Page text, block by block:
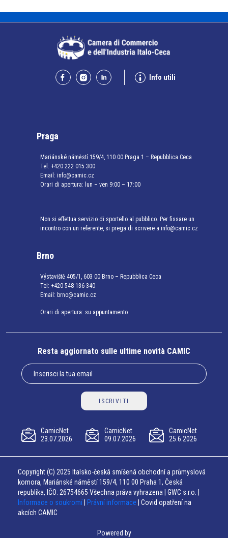
Info utili
Praga
Mariánské náměstí 159/4, 110 00 Praga 1 – Repubblica Ceca
Tel: +420 222 015 300
Email: info@camic.cz
Orari di apertura: lun – ven 9:00 – 17:00
Non si effettua servizio di sportello al pubblico. Per fissare un
incontro con un referente, si prega di scrivere a info@camic.cz
Brno
Výstaviště 405/1, 603 00 Brno – Repubblica Ceca
Tel: +420 548 136 340
Email: brno@camic.cz
Orari di apertura: su appuntamento
Resta aggiornato sulle ultime novità CAMIC
ISCRIVITI
CamicNet
23.07.2026
CamicNet
09.07.2026
CamicNet
25.6.2026
Copyright (C) 2025 Italsko-česká smíšená obchodní a průmyslová
komora, Mariánské náměstí 159/4, 110 00 Praha 1, Česká
republika, IČO: 26754665 Všechna práva vyhrazena | GWC s.r.o. |
Informace o soukromí
Právní informace | Covid opatření na
akcích CAMIC
Powered by